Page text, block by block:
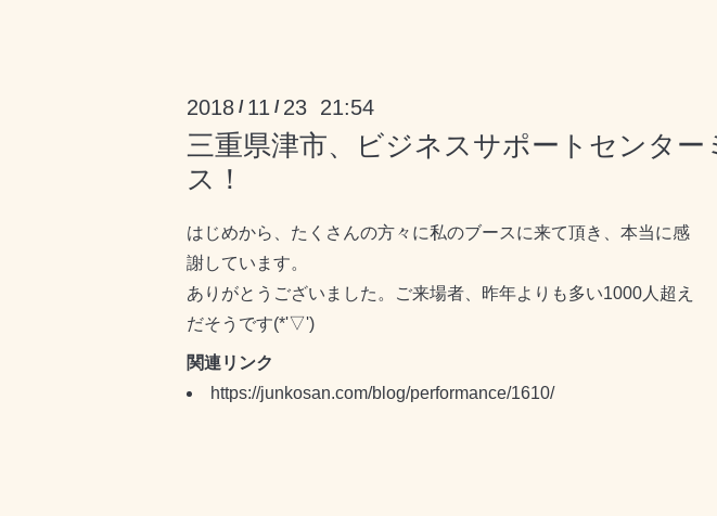
2018 / 11 / 23 21:54
三重県津市、ビジネスサポートセンタ
ス！
はじめから、たくさんの方々に私のブースに来て頂き、本当に感
謝しています。
ありがとうございました。ご来場者、昨年よりも多い1000人超え
だそうです(*'▽')
関連リンク
https://junkosan.com/blog/performance/1610/